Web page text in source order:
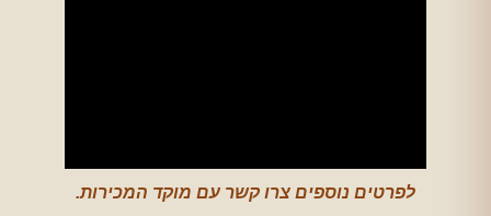
לפרטים נוספים צרו קשר עם מוקד המכירות.